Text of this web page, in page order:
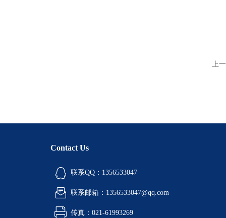
上
Contact Us
联系QQ：1356533047
联系邮箱：1356533047@qq.com
传真：021-61993269